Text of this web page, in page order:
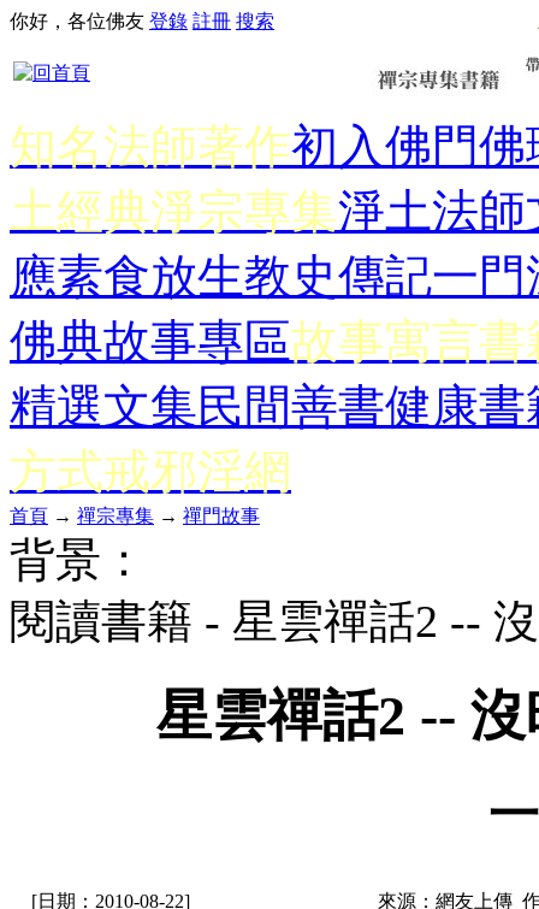
你好，各位佛友 登錄 註冊 搜索
知名法師著作初入佛門佛
土經典淨宗專集淨土法師
應素食放生教史傳記一門
佛典故事專區故事寓言書
精選文集民間善書健康書
方式戒邪淫網
首頁 → 禪宗專集 → 禪門故事
背景：
閱讀書籍 - 星雲禪話2 --
星雲禪話2 --
[日期：2010-08-22] 來源：網友上傳